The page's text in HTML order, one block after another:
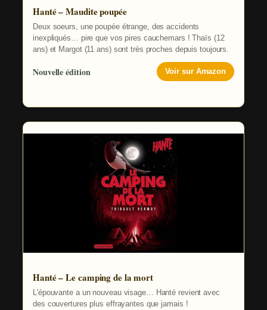
Hanté – Maudite poupée
Deux soeurs, une poupée étrange, des accidents
inexpliqués… pire que vos pires cauchemars ! Thaïs (12
ans) et Margot (11 ans) sont très proches depuis toujours.
Nouvelle édition Voir sur Amazon
Hanté – Le camping de la mort
L'épouvante a un nouveau visage… Hanté revient avec
des couvertures plus effrayantes que jamais !